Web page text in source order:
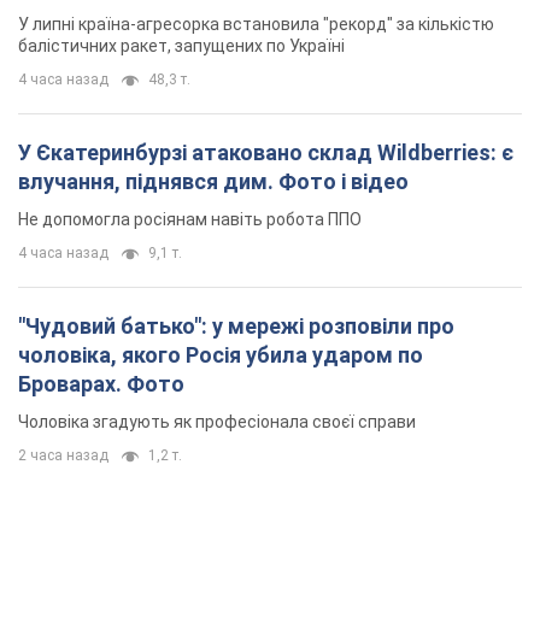
У липні країна-агресорка встановила "рекорд" за кількістю
балістичних ракет, запущених по Україні
4 часа назад 48,3 т.
У Єкатеринбурзі атаковано склад Wildberries: є
влучання, піднявся дим. Фото і відео
Не допомогла росіянам навіть робота ППО
4 часа назад 9,1 т.
"Чудовий батько": у мережі розповіли про
чоловіка, якого Росія убила ударом по
Броварах. Фото
Чоловіка згадують як професіонала своєї справи
2 часа назад 1,2 т.